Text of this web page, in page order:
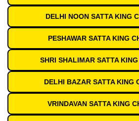
DELHI NOON SATTA KING
PESHAWAR SATTA KING
SHRI SHALIMAR SATTA
DELHI BAZAR SATTA KING
VRINDAVAN SATTA KING